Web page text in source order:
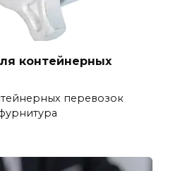
контейнерных
перевозок